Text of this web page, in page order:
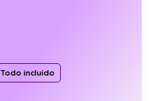
Todo incluido